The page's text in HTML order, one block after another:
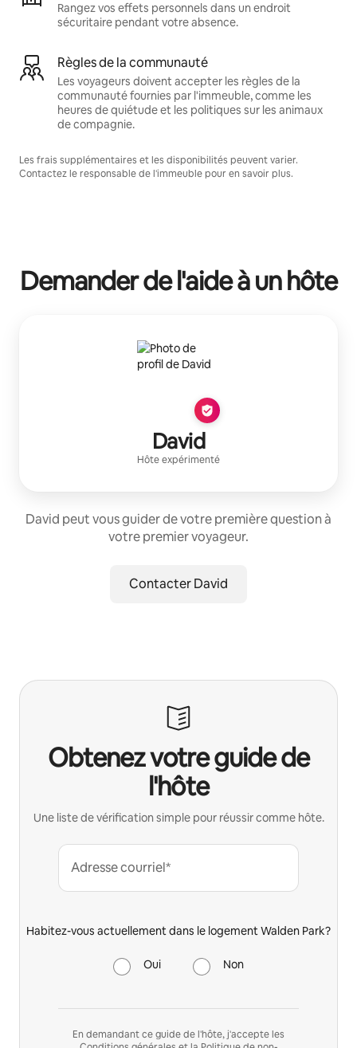
Rangez vos effets personnels dans un endroit
sécuritaire pendant votre absence.
Règles de la communauté
Les voyageurs doivent accepter les règles de la
communauté fournies par l'immeuble, comme les
heures de quiétude et les politiques sur les animaux
de compagnie.
Les frais supplémentaires et les disponibilités peuvent varier.
Contactez le responsable de l'immeuble pour en savoir plus.
Demander de l'aide à un hôte
David
Hôte expérimenté
David peut vous guider de votre première question à
votre premier voyageur.
Contacter David
Obtenez votre guide de
l'hôte
Une liste de vérification simple pour réussir comme hôte.
Adresse courriel*
Habitez-vous actuellement dans le logement Walden Park?
Oui Non
En demandant ce guide de l'hôte, j'accepte les